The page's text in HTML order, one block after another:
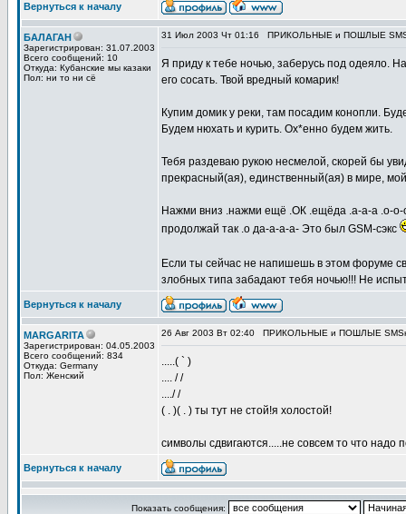
Вернуться к началу
БАЛАГАН
Зарегистрирован: 31.07.2003
Всего сообщений: 10
Откуда: Кубанские мы казаки
Пол: ни то ни сё
31 Июл 2003 Чт 01:16 ПРИКОЛЬНЫЕ и ПОШЛЫЕ
Я приду к тебе ночью, заберусь под одеяло.
его сосать. Твой вредный комарик!
Купим домик у реки, там посадим конопли.
Будем нюхать и курить. Ох*енно будем жить.
Тебя раздеваю рукою несмелой, скорей бы
прекрасный(ая), единственный(ая) в мире,
Нажми вниз .нажми ещё .ОК .ещёда .а-а-а .о-
продолжай так .о да-а-а-а- Это был GSM-сэкс
Если ты сейчас не напишешь в этом форуме
злобных типа забадают тебя ночью!!! Не
Вернуться к началу
MARGARITA
Зарегистрирован: 04.05.2003
Всего сообщений: 834
Откуда: Germany
Пол: Женский
26 Авг 2003 Вт 02:40 ПРИКОЛЬНЫЕ и ПОШЛЫЕ SMSки
.....( ` )
.... / /
..../ /
( . )( . ) ты тут не стой!я холостой!
символы сдвигаются.....не совсем то что надо
Вернуться к началу
Показать сообщения: